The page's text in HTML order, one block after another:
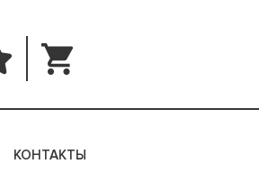
КОНТАКТЫ